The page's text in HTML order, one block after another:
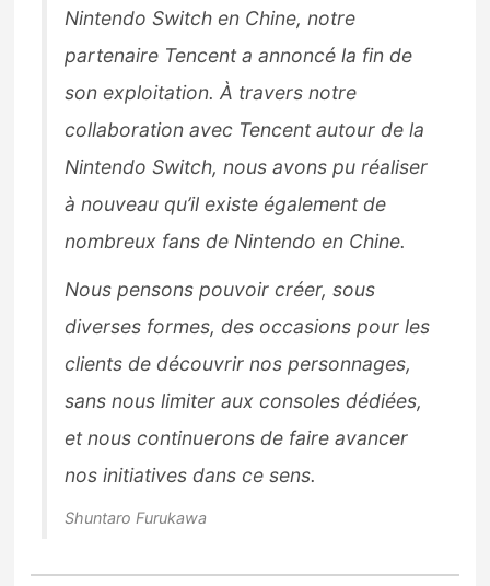
Nintendo Switch en Chine, notre
partenaire Tencent a annoncé la fin de
son exploitation. À travers notre
collaboration avec Tencent autour de la
Nintendo Switch, nous avons pu réaliser
à nouveau qu’il existe également de
nombreux fans de Nintendo en Chine.
Nous pensons pouvoir créer, sous
diverses formes, des occasions pour les
clients de découvrir nos personnages,
sans nous limiter aux consoles dédiées,
et nous continuerons de faire avancer
nos initiatives dans ce sens.
Shuntaro Furukawa